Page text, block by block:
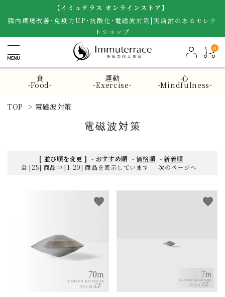
【イミュテラス オンラインストア】
腸内環境改善･免疫力UP･抗酸化･電磁波対策|実店舗のあるセレク
トショップ
0
食
-Food-
運動
-Exercise-
心
-Mindfulness-
TOP > 電磁波対策
電磁波対策
[ 並び順を変更 ] - おすすめ順 -価格順 -新着順
全 [25] 商品中 [1-20] 商品を表示しています
次のページへ
favorite favorite